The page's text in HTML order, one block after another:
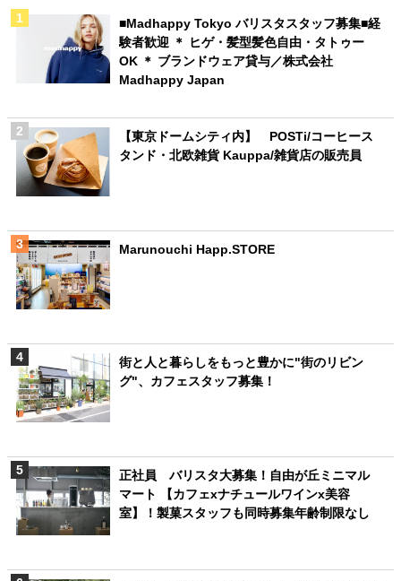
■Madhappy Tokyo バリスタスタッフ募集■経
験者歓迎 ＊ ヒゲ・髪型髪色自由・タトゥー
OK ＊ ブランドウェア貸与／株式会社
Madhappy Japan
【東京ドームシティ内】 POSTi/コーヒース
タンド・北欧雑貨 Kauppa/雑貨店の販売員
Marunouchi Happ.STORE
街と人と暮らしをもっと豊かに"街のリビン
グ"、カフェスタッフ募集！
正社員 バリスタ大募集！自由が丘ミニマル
マート 【カフェxナチュールワインx美容
室】！製菓スタッフも同時募集年齢制限なし